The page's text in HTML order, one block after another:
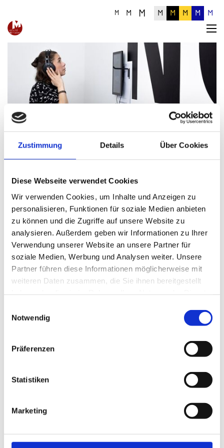
Zustimmung Details Über Cookies
Diese Webseite verwendet Cookies
Wir verwenden Cookies, um Inhalte und Anzeigen zu
personalisieren, Funktionen für soziale Medien anbieten
zu können und die Zugriffe auf unsere Website zu
analysieren. Außerdem geben wir Informationen zu Ihrer
Verwendung unserer Website an unsere Partner für
soziale Medien, Werbung und Analysen weiter. Unsere
Partner führen diese Informationen möglicherweise mit
weiteren Daten zusammen, die Sie ihnen bereitgestellt
Notwendig
Präferenzen
Statistiken
Marketing
M M M M M M M M
Detailinformationen zum Artikel
Informationsbroschüre zu Sonderausstellungen und aktuellen
Themen aus dem Bereich des Stadtmuseums Wels.
Ältere Ausgaben vor 1990 bitte direkt an das Stadtmuseum